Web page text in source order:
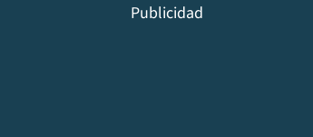
Publicidad